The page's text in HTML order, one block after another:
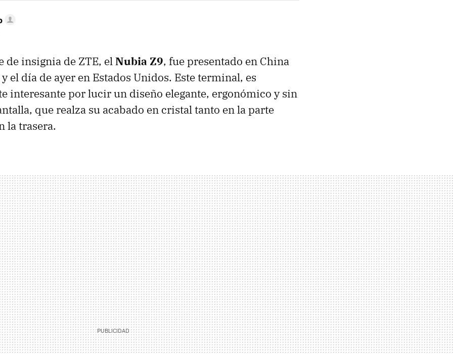
de insignia de ZTE, elNubia Z9, fue presentado en China
el día de ayer en Estados Unidos. Este terminal, es
interesante por lucir un diseño elegante, ergonómico y sin
que realza su acabado en cristal tanto en la parte
la trasera.